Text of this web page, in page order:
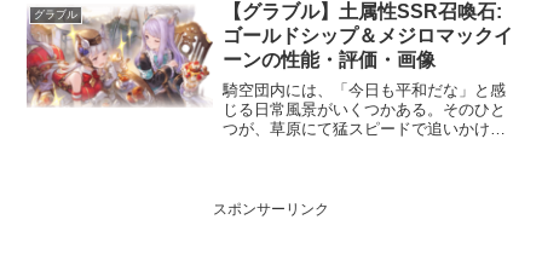
喚☆☆☆敵全体に風属性ダメージ(大)使用
間隔: 5ターン★...
グラブル
【グラブル】土属性SSR召喚石:
ゴールドシップ＆メジロマックイ
ーンの性能・評価・画像
騎空団内には、「今日も平和だな」と感
じる日常風景がいくつかある。そのひと
つが、草原にて猛スピードで追いかけっ
重：測定不能スリ...
スポンサーリンク